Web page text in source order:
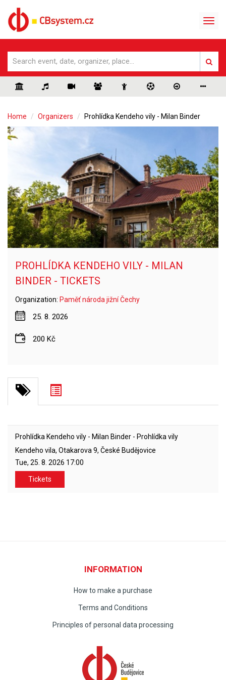
Home Organizers Prohlídka Kendeho vily - Milan Binder
PROHLÍDKA KENDEHO VILY - MILAN
BINDER - TICKETS
Organization: Paměť národa jižní Čechy
25. 8. 2026
200 Kč
Prohlídka Kendeho vily - Milan Binder - Prohlídka vily
Kendeho vila, Otakarova 9, České Budějovice
Tue, 25. 8. 2026 17:00
Tickets
INFORMATION
How to make a purchase
Terms and Conditions
Principles of personal data processing